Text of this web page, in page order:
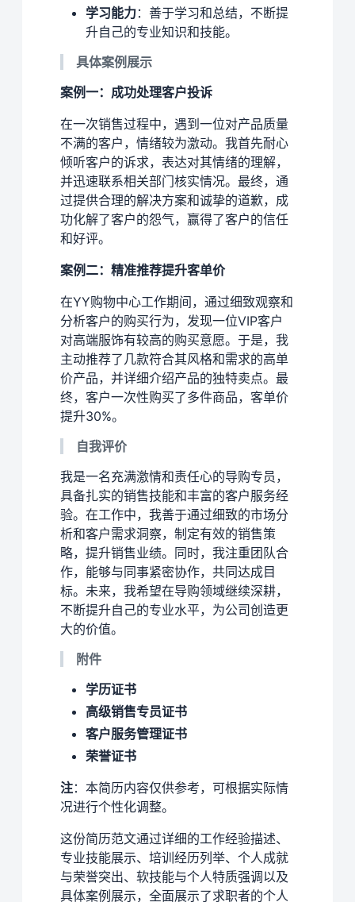
学习能力：善于学习和总结，不断提
升自己的专业知识和技能。
具体案例展示
案例一：成功处理客户投诉
在一次销售过程中，遇到一位对产品质量
不满的客户，情绪较为激动。我首先耐心
倾听客户的诉求，表达对其情绪的理解，
并迅速联系相关部门核实情况。最终，通
过提供合理的解决方案和诚挚的道歉，成
功化解了客户的怨气，赢得了客户的信任
和好评。
案例二：精准推荐提升客单价
在YY购物中心工作期间，通过细致观察和
分析客户的购买行为，发现一位VIP客户
对高端服饰有较高的购买意愿。于是，我
主动推荐了几款符合其风格和需求的高单
价产品，并详细介绍产品的独特卖点。最
终，客户一次性购买了多件商品，客单价
提升30%。
自我评价
我是一名充满激情和责任心的导购专员，
具备扎实的销售技能和丰富的客户服务经
验。在工作中，我善于通过细致的市场分
析和客户需求洞察，制定有效的销售策
略，提升销售业绩。同时，我注重团队合
作，能够与同事紧密协作，共同达成目
标。未来，我希望在导购领域继续深耕，
不断提升自己的专业水平，为公司创造更
大的价值。
附件
学历证书
高级销售专员证书
客户服务管理证书
荣誉证书
注：本简历内容仅供参考，可根据实际情
况进行个性化调整。
这份简历范文通过详细的工作经验描述、
专业技能展示、培训经历列举、个人成就
与荣誉突出、软技能与个人特质强调以及
具体案例展示，全面展示了求职者的个人